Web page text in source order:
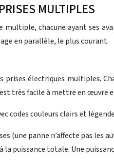
MULTIPLES
chacune ayant ses
en parallèle, le plus courant.
électriques multiples.
très facile à mettre en
couleurs clairs et
(une panne n’affecte pas les
la puissance totale. Une